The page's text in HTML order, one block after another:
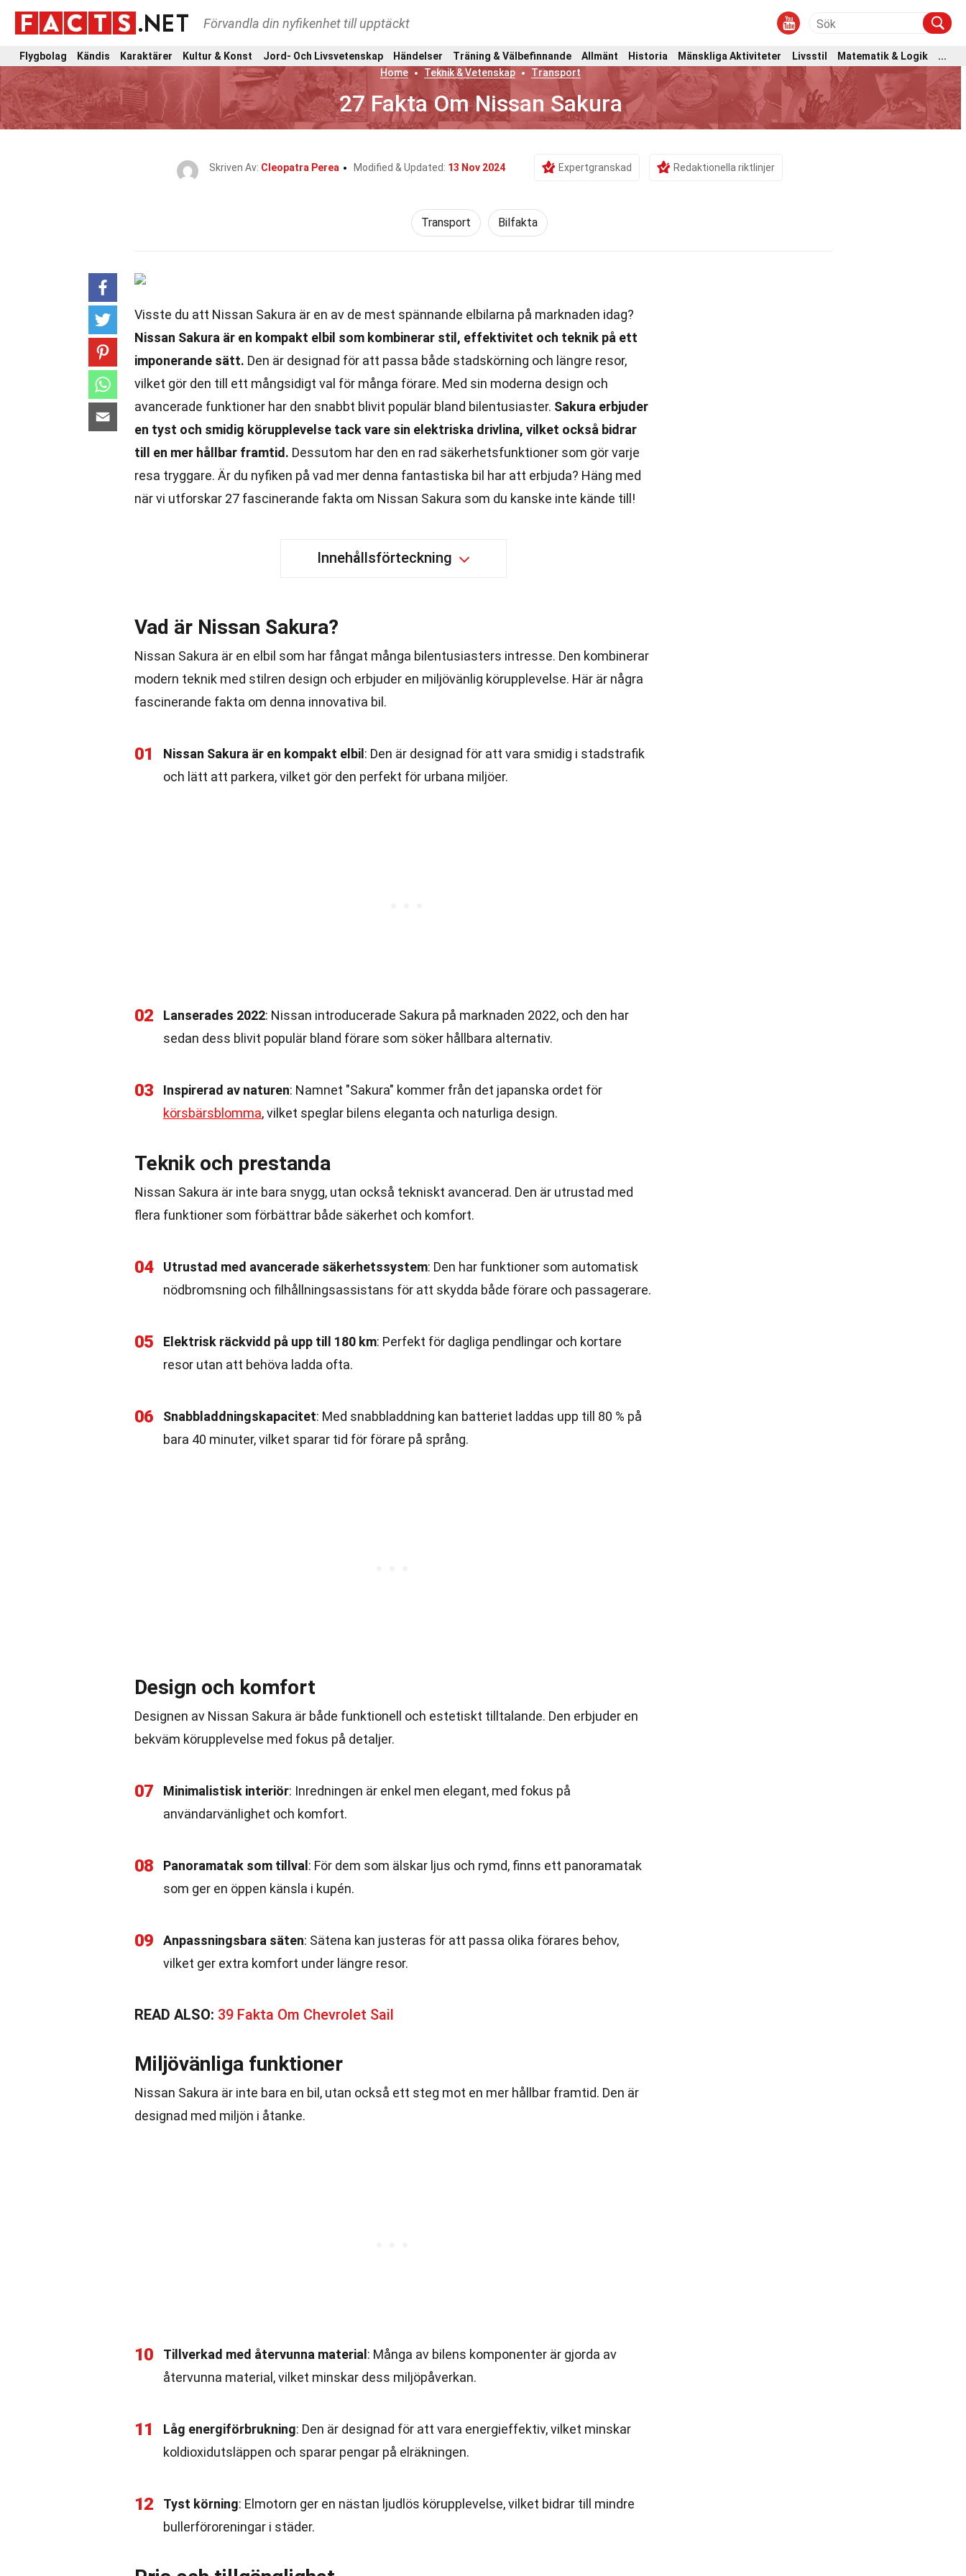
Förvandla din nyfikenhet till upptäckt
Flygbolag Kändis Karaktärer Kultur & Konst Jord- Och Livsvetenskap Händelser Träning & Välbefinnande Allmänt Historia Mänskliga Aktiviteter Livsstil Matematik & Logik
...
Home
Teknik & Vetenskap Transport
27 Fakta Om Nissan Sakura
Skriven Av: Cleopatra Perea Modified & Updated: 13 Nov 2024 Expertgranskad Redaktionella riktlinjer
Transport Bilfakta
Visste du att Nissan Sakura är en av de mest spännande elbilarna på marknaden idag?
Nissan Sakura är en kompakt elbil som kombinerar stil, effektivitet och teknik på ett
imponerande sätt. Den är designad för att passa både stadskörning och längre resor,
vilket gör den till ett mångsidigt val för många förare. Med sin moderna design och
avancerade funktioner har den snabbt blivit populär bland bilentusiaster. Sakura erbjuder
en tyst och smidig körupplevelse tack vare sin elektriska drivlina, vilket också bidrar
till en mer hållbar framtid. Dessutom har den en rad säkerhetsfunktioner som gör varje
resa tryggare. Är du nyfiken på vad mer denna fantastiska bil har att erbjuda? Häng med
när vi utforskar 27 fascinerande fakta om Nissan Sakura som du kanske inte kände till!
Innehållsförteckning
Vad är Nissan Sakura?
Nissan Sakura är en elbil som har fångat många bilentusiasters intresse. Den kombinerar
modern teknik med stilren design och erbjuder en miljövänlig körupplevelse. Här är några
fascinerande fakta om denna innovativa bil.
01 Nissan Sakura är en kompakt elbil : Den är designad för att vara smidig i stadstrafik
och lätt att parkera, vilket gör den perfekt för urbana miljöer.
02 Lanserades 2022: Nissan introducerade Sakura på marknaden 2022, och den har
sedan dess blivit populär bland förare som söker hållbara alternativ.
03 Inspirerad av naturen: Namnet "Sakura" kommer från det japanska ordet för
körsbärsblomma, vilket speglar bilens eleganta och naturliga design.
Teknik och prestanda
Nissan Sakura är inte bara snygg, utan också tekniskt avancerad. Den är utrustad med
flera funktioner som förbättrar både säkerhet och komfort.
04 Utrustad med avancerade säkerhetssystem: Den har funktioner som automatisk
nödbromsning och filhållningsassistans för att skydda både förare och passagerare.
05 Elektrisk räckvidd på upp till 180 km: Perfekt för dagliga pendlingar och kortare
resor utan att behöva ladda ofta.
06 Snabbladdningskapacitet: Med snabbladdning kan batteriet laddas upp till 80 % på
bara 40 minuter, vilket sparar tid för förare på språng.
Design och komfort
Designen av Nissan Sakura är både funktionell och estetiskt tilltalande. Den erbjuder en
bekväm körupplevelse med fokus på detaljer.
07 Minimalistisk interiör: Inredningen är enkel men elegant, med fokus på
användarvänlighet och komfort.
08 Panoramatak som tillval : För dem som älskar ljus och rymd, finns ett panoramatak
som ger en öppen känsla i kupén.
09 Anpassningsbara säten: Sätena kan justeras för att passa olika förares behov,
vilket ger extra komfort under längre resor.
READ ALSO: 39 Fakta Om Chevrolet Sail
Miljövänliga funktioner
Nissan Sakura är inte bara en bil, utan också ett steg mot en mer hållbar framtid. Den är
designad med miljön i åtanke.
10 Tillverkad med återvunna material : Många av bilens komponenter är gjorda av
återvunna material, vilket minskar dess miljöpåverkan.
11 Låg energiförbrukning: Den är designad för att vara energieffektiv, vilket minskar
koldioxidutsläppen och sparar pengar på elräkningen.
12 Tyst körning: Elmotorn ger en nästan ljudlös körupplevelse, vilket bidrar till mindre
bullerföroreningar i städer.